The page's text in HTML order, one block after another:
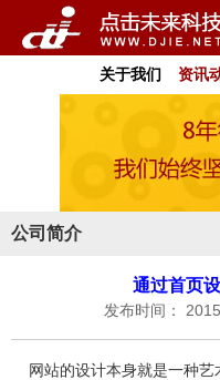
关于我们 资讯
公司简介
通过首页
发布时间：
网站的设计本身就是一种艺